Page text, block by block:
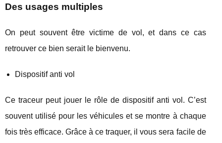
Des usages multiples
On peut souvent être victime de vol, et dans ce cas
retrouver ce bien serait le bienvenu.
Dispositif anti vol
Ce traceur peut jouer le rôle de dispositif anti vol. C’est
souvent utilisé pour les véhicules et se montre à chaque
fois très efficace. Grâce à ce traquer, il vous sera facile de